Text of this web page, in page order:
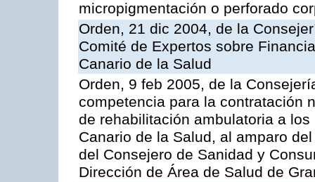
micropigmentación o perforado
Orden, 21 dic 2004, de la
Comité de Expertos sobre
Canario de la Salud
Orden, 9 feb 2005, de la
competencia para la contratación
de rehabilitación ambulatoria a
Canario de la Salud, al amparo
del Consejero de Sanidad y
Dirección de Área de Salud de